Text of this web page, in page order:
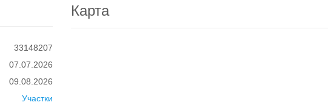
33148207
07.07.2026
09.08.2026
Участки
Карта